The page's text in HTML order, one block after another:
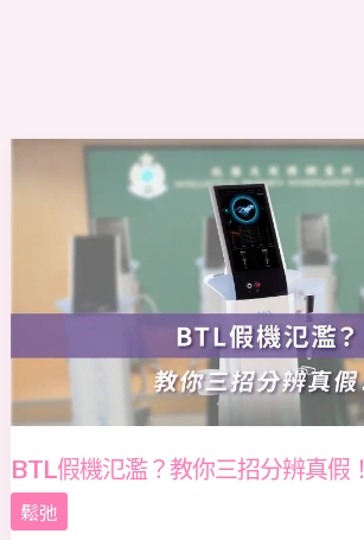
BTL假機氾濫？教你三招分辨真假！
鬆弛
三
分
真
假！